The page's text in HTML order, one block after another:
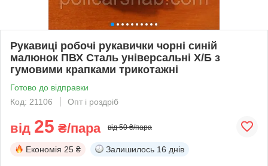
Рукавиці робочі рукавички чорні синій
малюнок ПВХ Сталь універсальні X/Б з
гумовими крапками трикотажні
Готово до відправки
Код: 21106
Опт і роздріб
від 25 ₴/пара від 50 ₴/пара
Економія 25 ₴ Залишилось 16 днів